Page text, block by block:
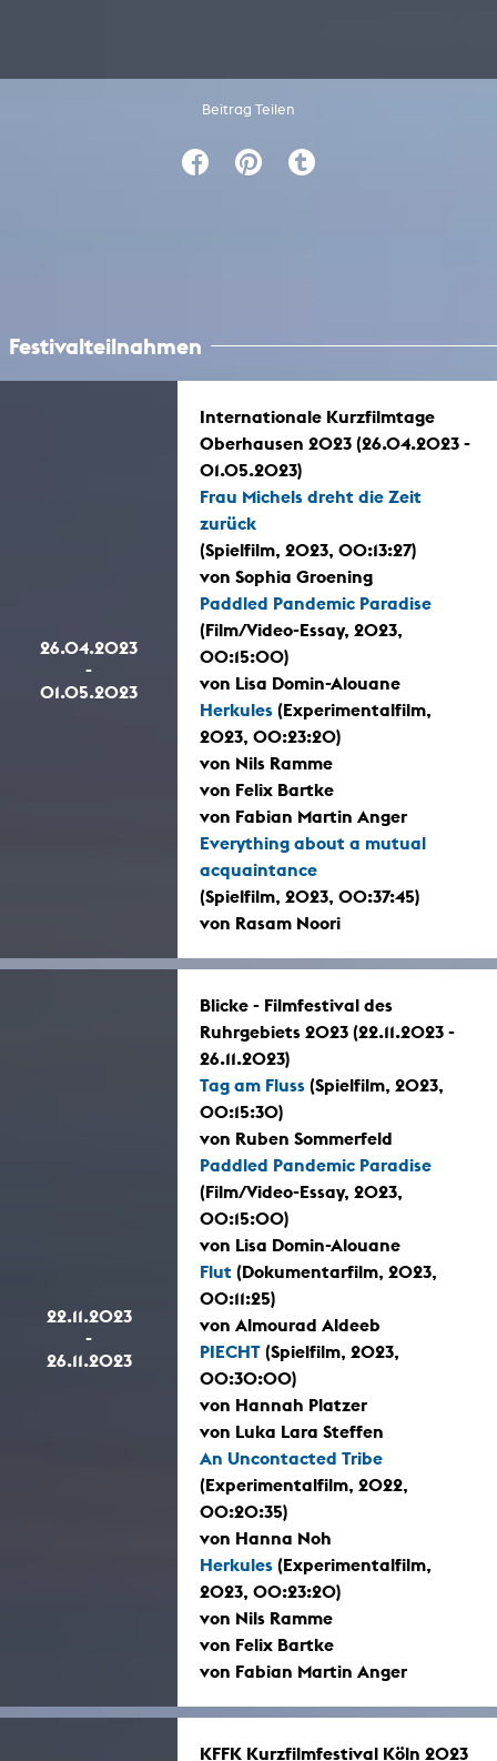
Beitrag Teilen
Festivalteilnahmen
26.04.2023
-
01.05.2023
Internationale Kurzfilmtage
Oberhausen 2023 (26.04.2023 -
01.05.2023)
Frau Michels dreht die Zeit
zurück
(Spielfilm, 2023, 00:13:27)
von Sophia Groening
Paddled Pandemic Paradise
(Film/Video-Essay, 2023,
00:15:00)
von Lisa Domin-Alouane
Herkules (Experimentalfilm,
2023, 00:23:20)
von Nils Ramme
von Felix Bartke
von Fabian Martin Anger
Everything about a mutual
acquaintance
(Spielfilm, 2023, 00:37:45)
von Rasam Noori
22.11.2023
-
26.11.2023
Blicke - Filmfestival des
Ruhrgebiets 2023 (22.11.2023 -
26.11.2023)
Tag am Fluss (Spielfilm, 2023,
00:15:30)
von Ruben Sommerfeld
Paddled Pandemic Paradise
(Film/Video-Essay, 2023,
00:15:00)
von Lisa Domin-Alouane
Flut (Dokumentarfilm, 2023,
00:11:25)
von Almourad Aldeeb
PIECHT (Spielfilm, 2023,
00:30:00)
von Hannah Platzer
von Luka Lara Steffen
An Uncontacted Tribe
(Experimentalfilm, 2022,
00:20:35)
von Hanna Noh
Herkules (Experimentalfilm,
2023, 00:23:20)
von Nils Ramme
von Felix Bartke
von Fabian Martin Anger
KFFK Kurzfilmfestival Köln 2023